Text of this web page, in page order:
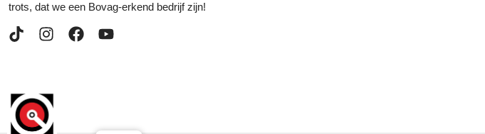
trots, dat we een Bovag-erkend bedrijf zijn!